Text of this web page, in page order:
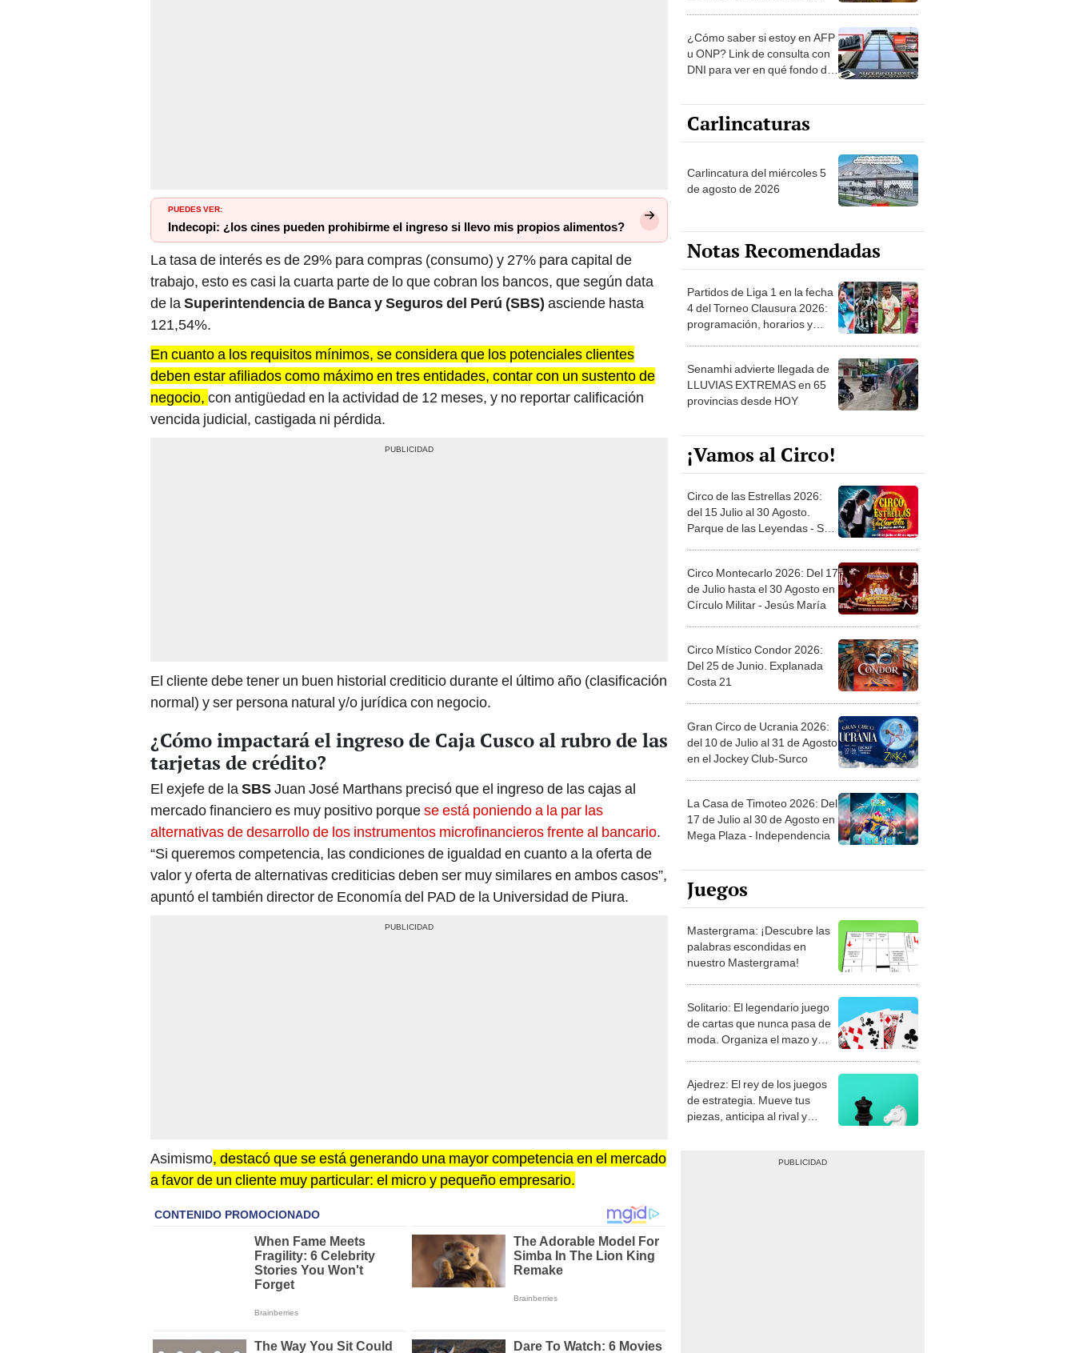
PUEDES VER:
Indecopi: ¿los cines pueden prohibirme el ingreso si llevo mis propios alimentos?
La tasa de interés es de 29% para compras (consumo) y 27% para capital de
trabajo, esto es casi la cuarta parte de lo que cobran los bancos, que según data
de laSuperintendencia de Banca y Seguros del Perú (SBS) asciende hasta
121,54%.
En cuanto a los requisitos mínimos, se considera que los potenciales clientes
deben estar afiliados como máximo en tres entidades, contar con un sustento de
negocio, con antigüedad en la actividad de 12 meses, y no reportar calificación
vencida judicial, castigada ni pérdida.
El cliente debe tener un buen historial crediticio durante el último año (clasificación
normal) y ser persona natural y/o jurídica con negocio.
¿Cómo impactará el ingreso de Caja Cusco al rubro de las
tarjetas de crédito?
El exjefe de laSBSJuan José Marthans precisó que el ingreso de las cajas al
mercado financiero es muy positivo porquese está poniendo a la par las
alternativas de desarrollo de los instrumentos microfinancieros frente al bancario.
“Si queremos competencia, las condiciones de igualdad en cuanto a la oferta de
valor y oferta de alternativas crediticias deben ser muy similares en ambos casos”,
apuntó el también director de Economía del PAD de la Universidad de Piura.
Asimismo, destacó que se está generando una mayor competencia en el mercado
a favor de un cliente muy particular: el micro y pequeño empresario.
¿Cómo saber si estoy en AFP
u ONP? Link de consulta con
DNI para ver en qué fondo de
Carlincaturas
Carlincatura del miércoles 5
de agosto de 2026
Notas Recomendadas
Partidos de Liga 1 en la fecha
4 del Torneo Clausura 2026:
programación, horarios y
Senamhi advierte llegada de
LLUVIAS EXTREMAS en 65
provincias desde HOY
¡Vamos al Circo!
Circo de las Estrellas 2026:
del 15 Julio al 30 Agosto.
Parque de las Leyendas - San
Circo Montecarlo 2026: Del 17
de Julio hasta el 30 Agosto en
Círculo Militar - Jesús María
Circo Místico Condor 2026:
Del 25 de Junio. Explanada
Costa 21
Gran Circo de Ucrania 2026:
del 10 de Julio al 31 de Agosto
en el Jockey Club-Surco
La Casa de Timoteo 2026: Del
17 de Julio al 30 de Agosto en
Mega Plaza - Independencia
Juegos
Mastergrama: ¡Descubre las
palabras escondidas en
nuestro Mastergrama!
Solitario: El legendario juego
de cartas que nunca pasa de
moda. Organiza el mazo y
Ajedrez: El rey de los juegos
de estrategia. Mueve tus
piezas, anticipa al rival y